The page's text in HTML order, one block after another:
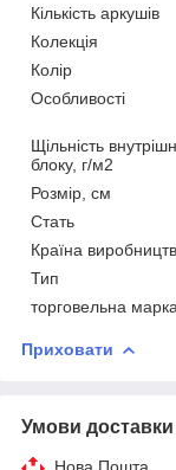
Кількість аркушів
Колекція
Колір
Особливості
Щільність
блоку, г/м2
Розмір, см
Стать
Країна
Тип
торговельна марка
Приховати
Умови доставки
Нова Пошта